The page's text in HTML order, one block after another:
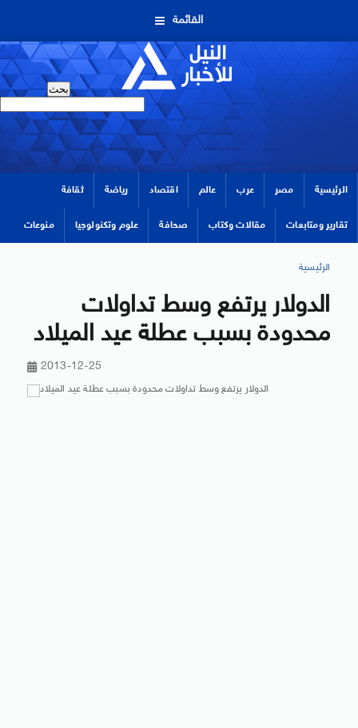
القائمة
الرئيسية مصر عرب عالم اقتصاد رياضة ثقافة
تقارير ومتابعات مقالات وكتاب صحافة علوم وتكنولوجيا منوعات
الرئيسية
الدولار يرتفع وسط تداولات
محدودة بسبب عطلة عيد الميلاد
2013-12-25